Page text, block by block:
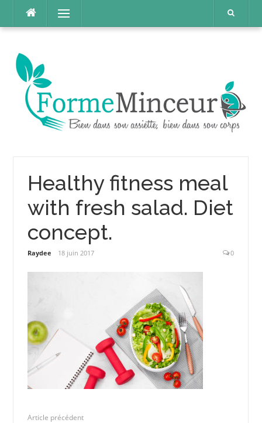
contenu
Menu
Healthy fitness meal
with fresh salad. Diet
concept.
Raydee 18 juin 2017 0
Article précédent